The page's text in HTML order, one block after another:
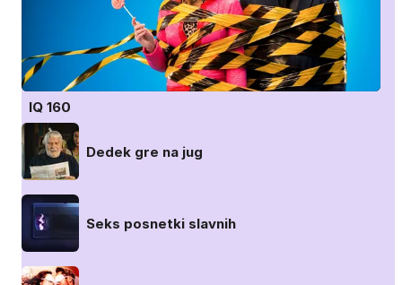
IQ 160
Dedek gre na jug
Seks posnetki slavnih